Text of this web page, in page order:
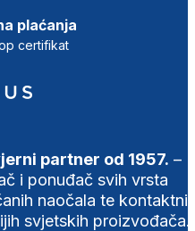
plaćanja
certifikat
partner od 1957. –
i ponuđač svih vrsta
naočala te
svjetskih proizvođača.